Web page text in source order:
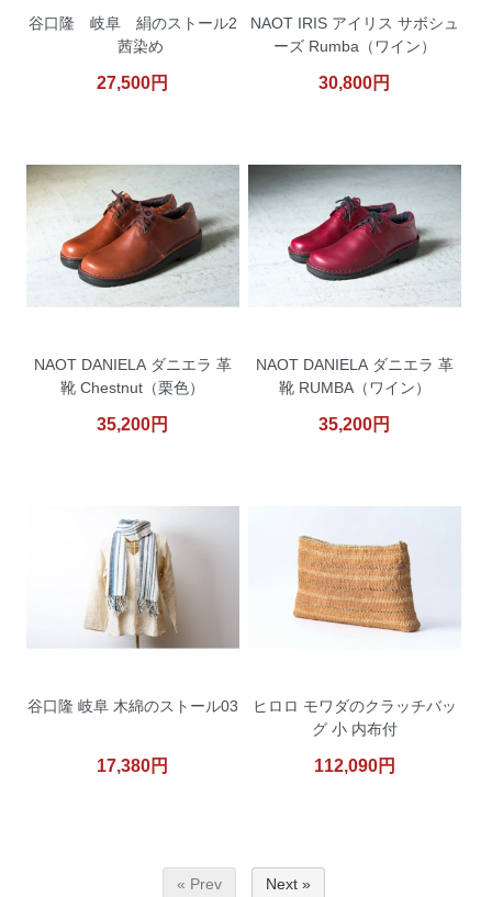
谷口隆 岐阜 絹のストール2
茜染め
27,500円
NAOT IRIS アイリス サボシュ
ーズ Rumba（ワイン）
30,800円
NAOT DANIELA ダニエラ 革
靴 Chestnut（栗色）
35,200円
NAOT DANIELA ダニエラ 革
靴 RUMBA（ワイン）
35,200円
谷口隆 岐阜 木綿のストール03
17,380円
ヒロロ モワダのクラッチバッ
グ 小 内布付
112,090円
« Prev Next »